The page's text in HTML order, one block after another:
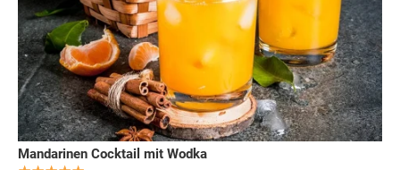
Mandarinen Cocktail mit Wodka